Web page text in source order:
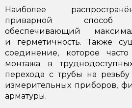
Наиболее
приварной способ
обеспечивающий
и герметичность. Также
соединение, которое
монтажа в
перехода с трубы на
измерительных приборов,
арматуры.